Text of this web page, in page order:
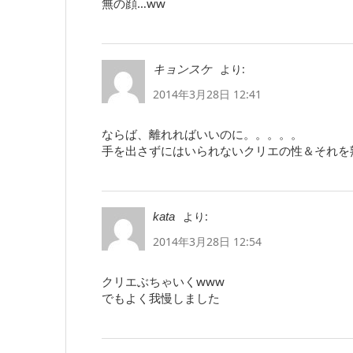
キョンスケ
より:
2014年3月28日 12:41
ならば、離れればいいのに。。。。。
手を出さずにはいられないクリエの性＆それを
kata
より:
2014年3月28日 12:54
クリエぶちゃいくwww
でもよく我慢しました